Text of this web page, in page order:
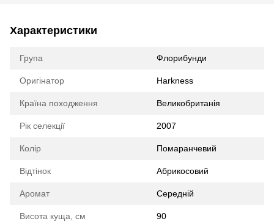
Характеристики
Група Флорибунди
Оригінатор Harkness
Країна походження Великобританія
Рік селекції 2007
Колір Помаранчевий
Відтінок Абрикосовий
Аромат Середній
Висота куща, см 90